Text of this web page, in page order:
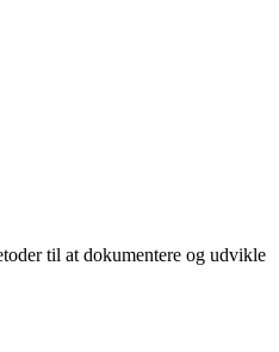
til at dokumentere og udvikle